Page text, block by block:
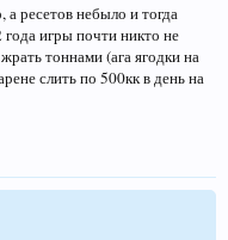
ресетов небыло и тогда
года игры почти никто не
тоннами (ага ягодки на
слить по 500кк в день на